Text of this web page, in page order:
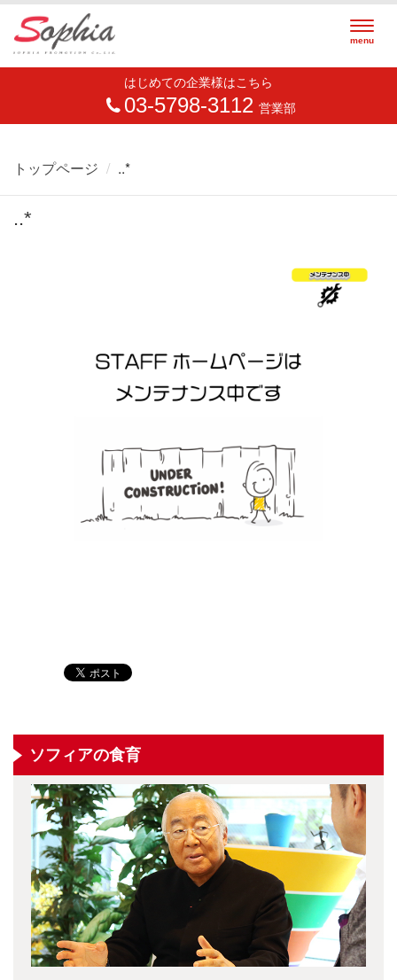
menu
はじめての企業様はこちら
03-5798-3112 営業部
トップページ ..*
..*
ソフィアの食育